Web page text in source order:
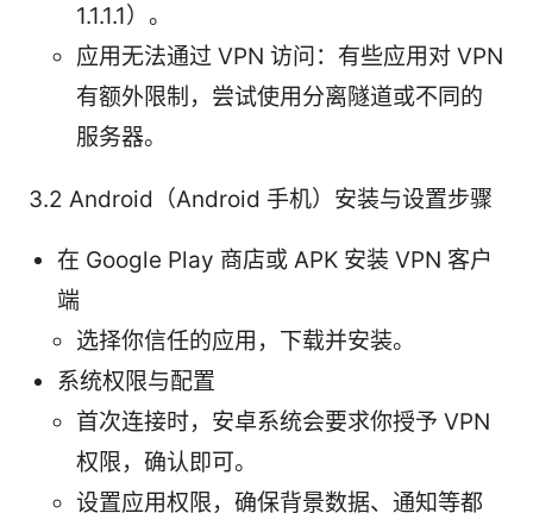
1.1.1.1）。
应用无法通过 VPN 访问：有些应用对 VPN
有额外限制，尝试使用分离隧道或不同的
服务器。
3.2 Android（Android 手机）安装与设置步骤
在 Google Play 商店或 APK 安装 VPN 客户
端
选择你信任的应用，下载并安装。
系统权限与配置
首次连接时，安卓系统会要求你授予 VPN
权限，确认即可。
设置应用权限，确保背景数据、通知等都